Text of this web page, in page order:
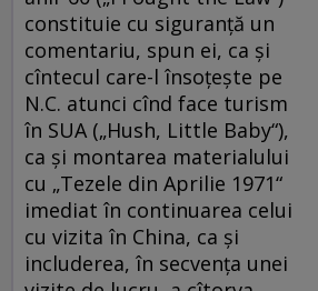
constituie cu siguranţă un
comentariu, spun ei, ca şi
cîntecul care-l însoţeşte pe
N.C. atunci cînd face turism
în SUA („Hush, Little Baby“),
ca şi montarea materialului
cu „Tezele din Aprilie 1971“
imediat în continuarea celui
cu vizita în China, ca şi
includerea, în secvenţa unei